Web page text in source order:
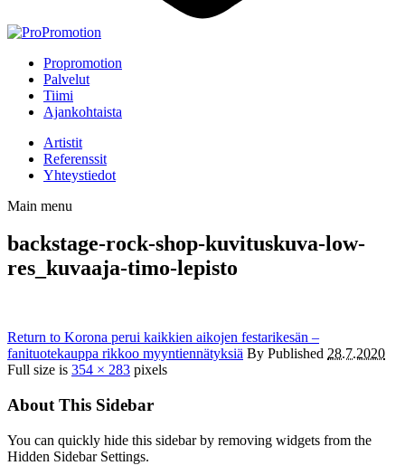
Propromotion
Palvelut
Tiimi
Ajankohtaista
Artistit
Referenssit
Yhteystiedot
Main menu
backstage-rock-shop-kuvituskuva-low-
res_kuvaaja-timo-lepisto
Return to Korona perui kaikkien aikojen festarikesän –
fanituotekauppa rikkoo myyntiennätyksiä By Published 28.7.2020
Full size is 354 × 283 pixels
About This Sidebar
You can quickly hide this sidebar by removing widgets from the
Hidden Sidebar Settings.